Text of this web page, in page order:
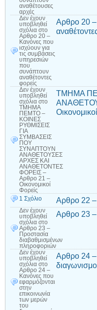
αναθέτουσες
αρχές
Δεν έχουν
υποβληθεί
σχόλια στο
Αρθρο 20 –
Κανόνες που
ισχύουν για
τις συμβάσεις
υπηρεσιών
που
συνάπτουν
αναθέτοντες
φορείς
Αρθρο 20 –
Δεν έχουν
υποβληθεί
σχόλια στο
ΤΜΗΜΑ
ΠΕΜΤΟ –
ΚΟΙΝΕΣ
ΡΥΘΜΙΣΕΙΣ
ΓΙΑ
ΣΥΜΒΑΣΕΙΣ
ΠΟΥ
ΣΥΝΑΠΤΟΥΝ
ΑΝΑΘΕΤΟΥΣΕΣ
ΑΡΧΕΣ ΚΑΙ
ΑΝΑΘΕΤΟΝΤΕΣ
ΦΟΡΕΙΣ –
Αρθρο 21 –
Οικονομικοί
Φορείς
ΤΜΗΜΑ
1 Σχόλιο Αρθρο 22 –
Δεν έχουν
υποβληθεί
σχόλια στο
Αρθρο 23 –
Προστασία
διαβαθμισμένων
πληροφοριών
Αρθρο 23
Δεν έχουν
υποβληθεί
σχόλια στο
Αρθρο 24 –
Κανόνες που
εφαρμόζονται
στην
επικοινωνία
των μερών
του
Αρθρο 24 –